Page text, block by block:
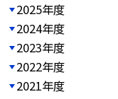
2025年度
2024年度
2023年度
2022年度
2021年度